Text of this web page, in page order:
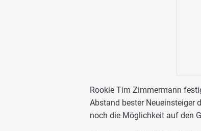
Rookie Tim Zimmermann
Abstand bester Neueinsteiger
noch die Möglichkeit auf den